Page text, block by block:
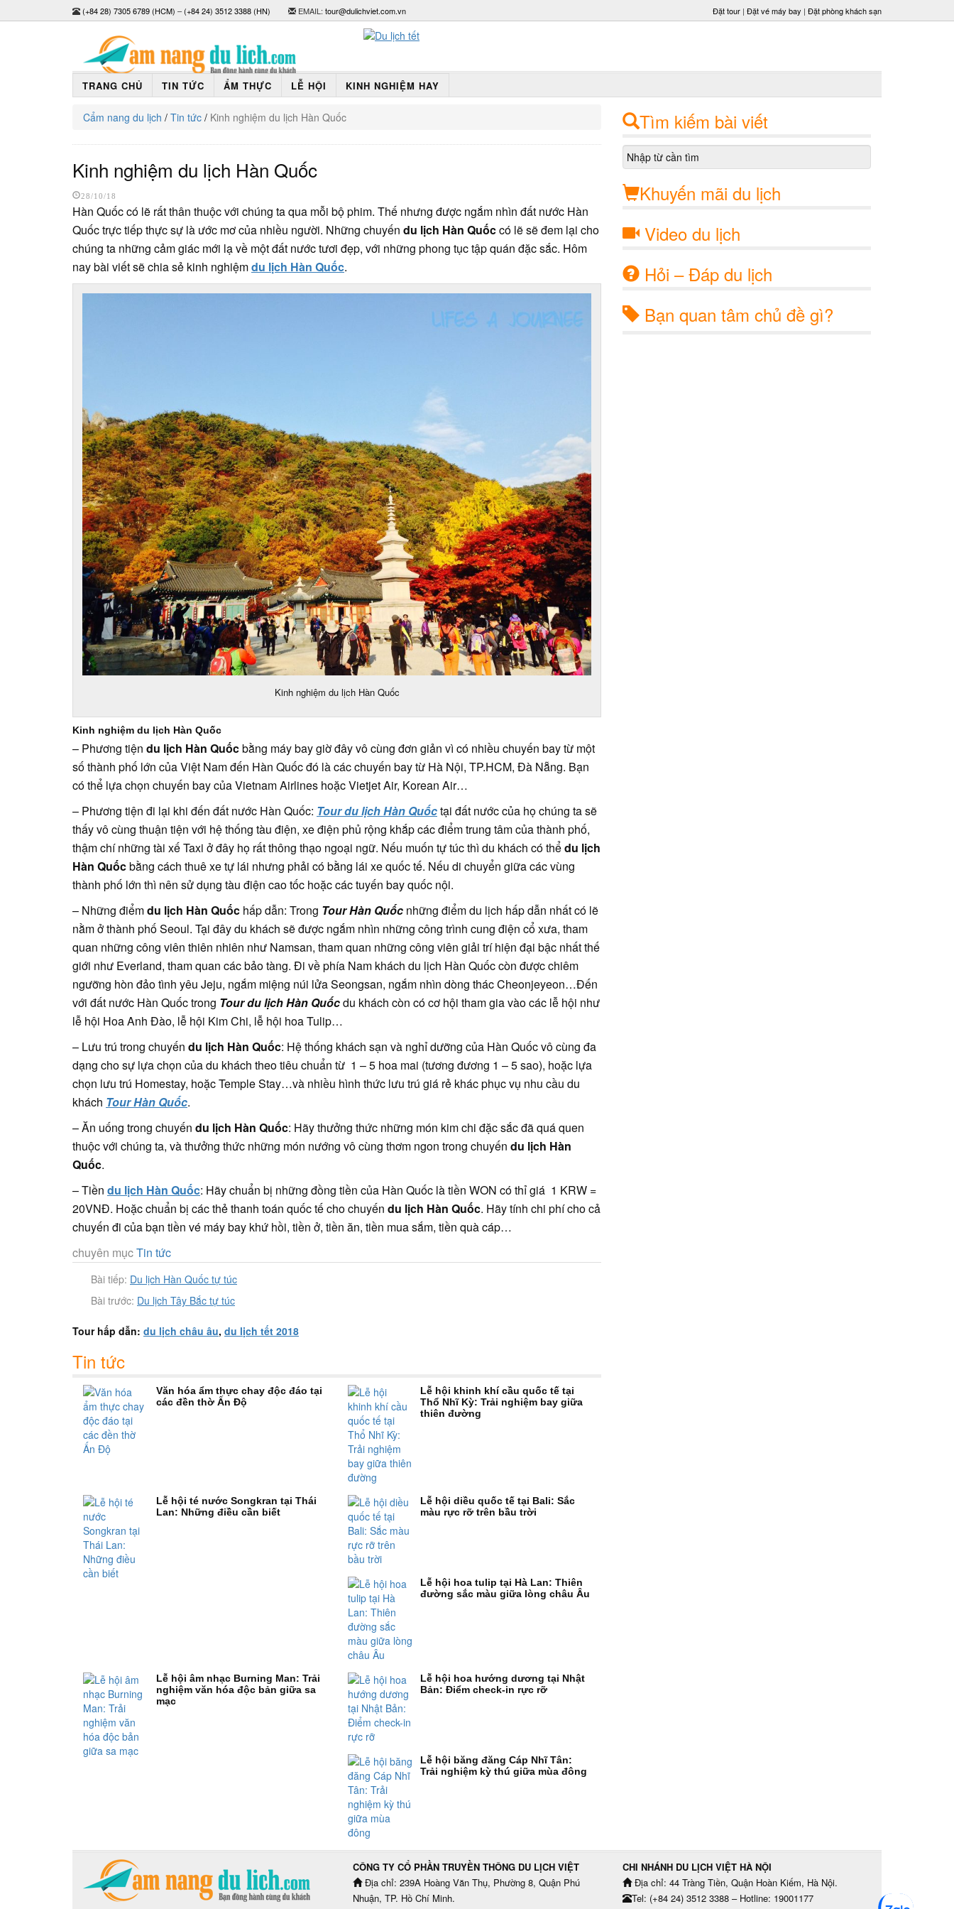
(+84 28) 7305 6789 (HCM) –(+84 24) 3512 3388 (HN) EMAIL: tour@dulichviet.com.vn Đặt tour | Đặt vé máy bay | Đặt phòng khách sạn
TRANG CHỦ TIN TỨC ẨM THỰC LỄ HỘI KINH NGHIỆM HAY
Cẩm nang du lịch / Tin tức / Kinh nghiệm du lịch Hàn Quốc
Kinh nghiệm du lịch Hàn Quốc
28/10/18
Hàn Quốc có lẽ rất thân thuộc với chúng ta qua mỗi bộ phim. Thế nhưng được ngắm nhìn đất nước Hàn
Quốc trực tiếp thực sự là ước mơ của nhiều người. Những chuyến du lịch Hàn Quốccó lẽ sẽ đem lại cho
chúng ta những cảm giác mới lạ về một đất nước tươi đẹp, với những phong tục tập quán đặc sắc. Hôm
nay bài viết sẽ chia sẻ kinh nghiệmdu lịch Hàn Quốc.
Kinh nghiệm du lịch Hàn Quốc
Kinh nghiệm du lịch Hàn Quốc
– Phương tiện du lịch Hàn Quốcbằng máy bay giờ đây vô cùng đơn giản vì có nhiều chuyến bay từ một
số thành phố lớn của Việt Nam đến Hàn Quốc đó là các chuyến bay từ Hà Nội, TP.HCM, Đà Nẵng. Bạn
có thể lựa chọn chuyến bay của Vietnam Airlines hoặc Vietjet Air, Korean Air…
– Phương tiện đi lại khi đến đất nước Hàn Quốc: Tour du lịch Hàn Quốctại đất nước của họ chúng ta sẽ
thấy vô cùng thuận tiện với hệ thống tàu điện, xe điện phủ rộng khắp các điểm trung tâm của thành phố,
thậm chí những tài xế Taxi ở đây họ rất thông thạo ngoại ngữ. Nếu muốn tự túc thì du khách có thểdu lịch
Hàn Quốcbằng cách thuê xe tự lái nhưng phải có bằng lái xe quốc tế. Nếu di chuyển giữa các vùng
thành phố lớn thì nên sử dụng tàu điện cao tốc hoặc các tuyến bay quốc nội.
– Những điểmdu lịch Hàn Quốc hấp dẫn: Trong Tour Hàn Quốc những điểm du lịch hấp dẫn nhất có lẽ
nằm ở thành phố Seoul. Tại đây du khách sẽ được ngắm nhìn những công trình cung điện cổ xưa, tham
quan những công viên thiên nhiên như Namsan, tham quan những công viên giải trí hiện đại bậc nhất thế
giới như Everland, tham quan các bảo tàng. Đi về phía Nam khách du lịch Hàn Quốc còn được chiêm
ngưỡng hòn đảo tình yêu Jeju, ngắm miệng núi lửa Seongsan, ngắm nhìn dòng thác Cheonjeyeon…Đến
với đất nước Hàn Quốc trong Tour du lịch Hàn Quốcdu khách còn có cơ hội tham gia vào các lễ hội như
lễ hội Hoa Anh Đào, lễ hội Kim Chi, lễ hội hoa Tulip…
– Lưu trú trong chuyến du lịch Hàn Quốc: Hệ thống khách sạn và nghỉ dưỡng của Hàn Quốc vô cùng đa
dạng cho sự lựa chọn của du khách theo tiêu chuẩn từ 1 – 5 hoa mai (tương đương 1 – 5 sao), hoặc lựa
chọn lưu trú Homestay, hoặc Temple Stay…và nhiều hình thức lưu trú giá rẻ khác phục vụ nhu cầu du
khách Tour Hàn Quốc.
– Ăn uống trong chuyến du lịch Hàn Quốc: Hãy thưởng thức những món kim chi đặc sắc đã quá quen
thuộc với chúng ta, và thưởng thức những món nướng vô cùng thơm ngon trong chuyến du lịch Hàn
Quốc.
– Tiền du lịch Hàn Quốc: Hãy chuẩn bị những đồng tiền của Hàn Quốc là tiền WON có thỉ giá 1 KRW =
20VNĐ. Hoặc chuẩn bị các thẻ thanh toán quốc tế cho chuyến du lịch Hàn Quốc. Hãy tính chi phí cho cả
chuyến đi của bạn tiền vé máy bay khứ hồi, tiền ở, tiền ăn, tiền mua sắm, tiền quà cáp…
chuyên mụcTin tức
Bài tiếp: Du lịch Hàn Quốc tự túc
Bài trước: Du lịch Tây Bắc tự túc
Tour hấp dẫn: du lịch châu âu, du lịch tết 2018
Tin tức
Văn hóa ẩm thực chay độc đáo tại
các đền thờ Ấn Độ
Lễ hội khinh khí cầu quốc tế tại
Thổ Nhĩ Kỳ: Trải nghiệm bay giữa
thiên đường
Lễ hội té nước Songkran tại Thái
Lan: Những điều cần biết
Lễ hội diều quốc tế tại Bali: Sắc
màu rực rỡ trên bầu trời
Lễ hội hoa tulip tại Hà Lan: Thiên
đường sắc màu giữa lòng châu Âu
Lễ hội âm nhạc Burning Man: Trải
nghiệm văn hóa độc bản giữa sa
mạc
Lễ hội hoa hướng dương tại Nhật
Bản: Điểm check-in rực rỡ
Lễ hội băng đăng Cáp Nhĩ Tân:
Trải nghiệm kỳ thú giữa mùa đông
Tìm kiếm bài viết
Khuyến mãi du lịch
Video du lịch
Hỏi – Đáp du lịch
Bạn quan tâm chủ đề gì?
CÔNG TY CỔ PHẦN TRUYỀN THÔNG DU LỊCH VIỆT
Địa chỉ: 239A Hoàng Văn Thụ, Phường 8, Quận Phú
Nhuận, TP. Hồ Chí Minh.
CHI NHÁNH DU LỊCH VIỆT HÀ NỘI
Địa chỉ: 44 Tràng Tiền, Quận Hoàn Kiếm, Hà Nội.
Tel: (+84 24) 3512 3388 – Hotline: 19001177